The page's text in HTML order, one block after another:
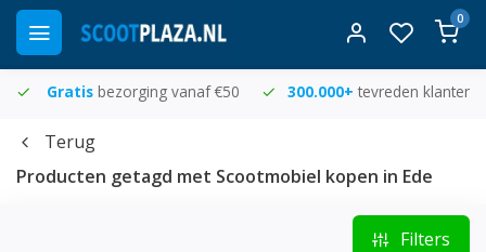
0
Gratis bezorging vanaf €50 300.000+ tevreden klanten
Terug
Producten getagd met Scootmobiel kopen in Ede
Filters